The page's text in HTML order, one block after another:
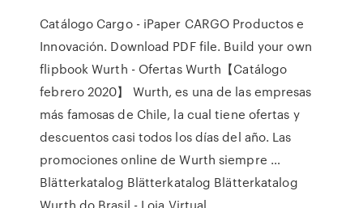
Catálogo Cargo - iPaper CARGO Productos e
Innovación. Download PDF file. Build your own
flipbook Wurth - Ofertas Wurth【Catálogo
febrero 2020】 Wurth, es una de las empresas
más famosas de Chile, la cual tiene ofertas y
descuentos casi todos los días del año. Las
promociones online de Wurth siempre …
Blätterkatalog Blätterkatalog Blätterkatalog
Wurth do Brasil - Loja Virtual